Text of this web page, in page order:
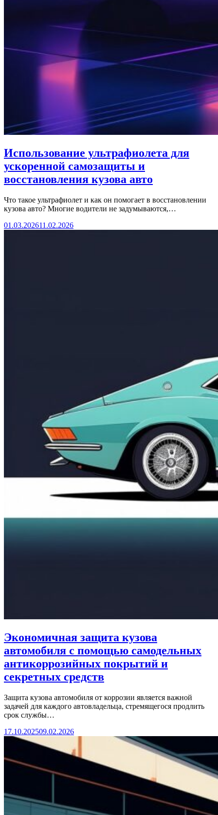
Использование ультрафиолета для
ускоренной самозащиты и
восстановления кузова авто
Что такое ультрафиолет и как он помогает в восстановлении
кузова авто? Многие водители не задумываются,…
01.03.202611.02.2026
Экономичная защита кузова
автомобиля с помощью самодельных
антикоррозийных покрытий и
секретных средств
Защита кузова автомобиля от коррозии является важной
задачей для каждого автовладельца, стремящегося продлить
срок службы…
17.10.202509.02.2026